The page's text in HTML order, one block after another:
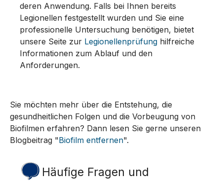
deren Anwendung. Falls bei Ihnen bereits
Legionellen festgestellt wurden und Sie eine
professionelle Untersuchung benötigen, bietet
unsere Seite zur Legionellenprüfung hilfreiche
Informationen zum Ablauf und den
Anforderungen.
Sie möchten mehr über die Entstehung, die
gesundheitlichen Folgen und die Vorbeugung von
Biofilmen erfahren? Dann lesen Sie gerne unseren
Blogbeitrag "Biofilm entfernen".
Häufige Fragen und